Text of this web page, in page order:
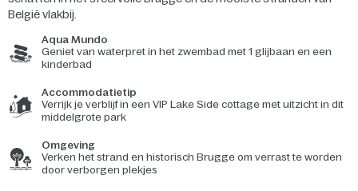
België vlakbij.
Aqua Mundo
Geniet van waterpret in het zwembad met 1 glijbaan en een
kinderbad
Accommodatietip
Verrijk je verblijf in een VIP Lake Side cottage met uitzicht in dit
middelgrote park
Omgeving
Verken het strand en historisch Brugge om verrast te worden
door verborgen plekjes